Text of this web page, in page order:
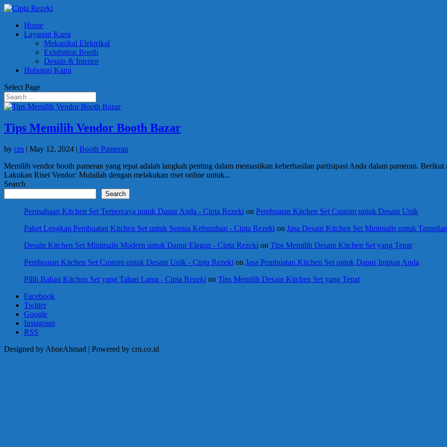
Home
Layanan Kami
Mekanikal Elektrikal
Exhibition Booth
Desain & Interior
Hubungi Kami
Select Page
Tips Memilih Vendor Booth Bazar
by crn | May 12, 2024 | Booth Pameran
Memilih vendor booth pameran yang tepat adalah langkah penting dalam memastikan keberhasilan partisipasi Anda dalam pameran.
Lakukan Riset Vendor: Mulailah dengan melakukan riset online untuk...
Search
Search
Perusahaan Kitchen Set Terpercaya untuk Dapur Anda - Cipta Rezeki on Pembuatan Kitchen Set Custom untuk Desain Unik
Paket Lengkap Pembuatan Kitchen Set untuk Semua Kebutuhan - Cipta Rezeki on Jasa Desain Kitchen Set Minimalis untuk
Desain Kitchen Set Minimalis Modern untuk Dapur Elegan - Cipta Rezeki on Tips Memilih Desain Kitchen Set yang Tepat
Pembuatan Kitchen Set Custom untuk Desain Unik - Cipta Rezeki on Jasa Pembuatan Kitchen Set untuk Dapur Impian Anda
Pilih Bahan Kitchen Set yang Tahan Lama - Cipta Rezeki on Tips Memilih Desain Kitchen Set yang Tepat
Facebook
Twitter
Google
Instagram
RSS
Designed by AboeAhmad | Powered by crn.co.id